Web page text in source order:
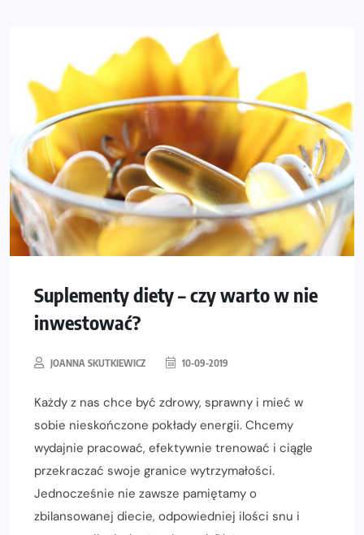
Suplementy diety – czy warto w nie
inwestować?
JOANNA SKUTKIEWICZ 10-09-2019
Każdy z nas chce być zdrowy, sprawny i mieć w
sobie nieskończone pokłady energii. Chcemy
wydajnie pracować, efektywnie trenować i ciągle
przekraczać swoje granice wytrzymałości.
Jednocześnie nie zawsze pamiętamy o
zbilansowanej diecie, odpowiedniej ilości snu i